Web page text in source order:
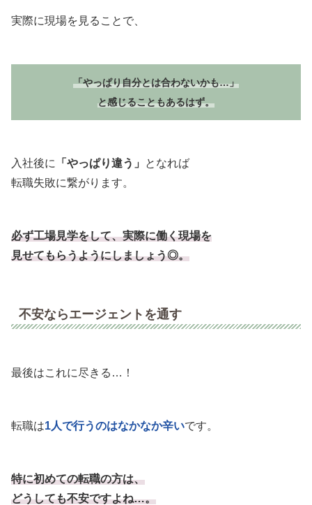
実際に現場を見ることで、
「やっぱり自分とは合わないかも…」
と感じることもあるはず。
入社後に 「やっぱり違う」
となれば
転職失敗に繋がります。
必ず工場見学をして、実際に働く現場を
見せてもらうようにしましょう◎。
不安ならエージェントを通す
最後はこれに尽きる…！
転職は1人で行うのはなかなか辛いです。
特に初めての転職の方は、
どうしても不安ですよね…。